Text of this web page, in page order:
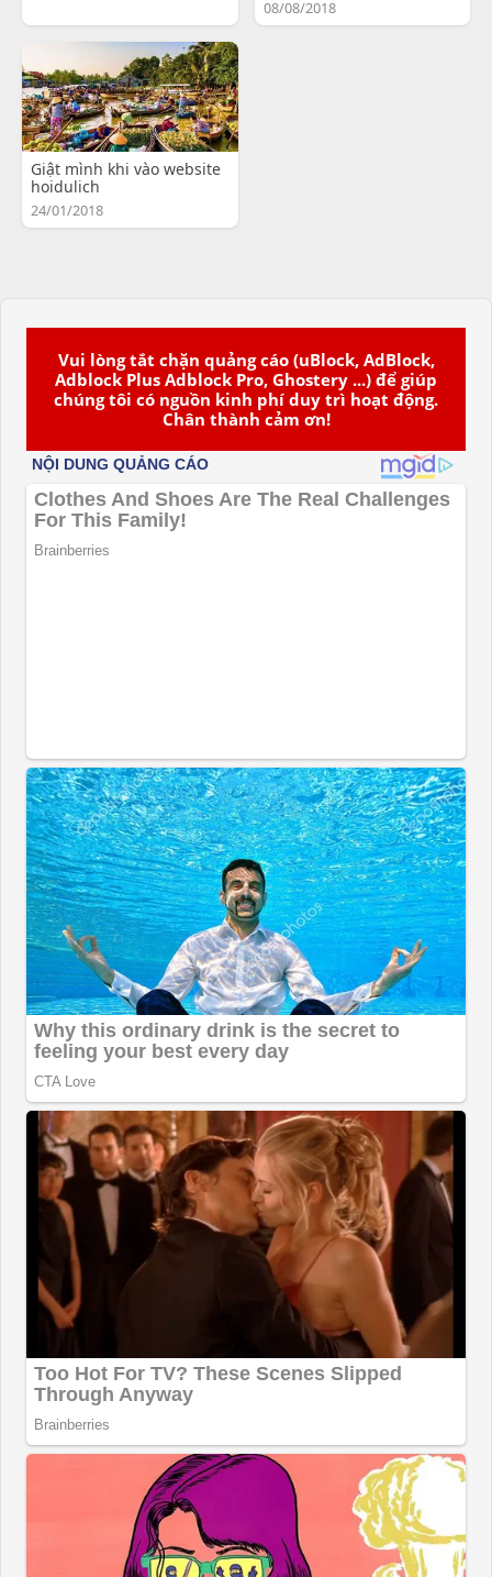
Vui lòng tắt chặn quảng cáo (uBlock, AdBlock,
Adblock Plus Adblock Pro, Ghostery ...) để giúp
chúng tôi có nguồn kinh phí duy trì hoạt động.
Chân thành cảm ơn!
08/08/2018
Giật mình khi vào website
hoidulich
24/01/2018